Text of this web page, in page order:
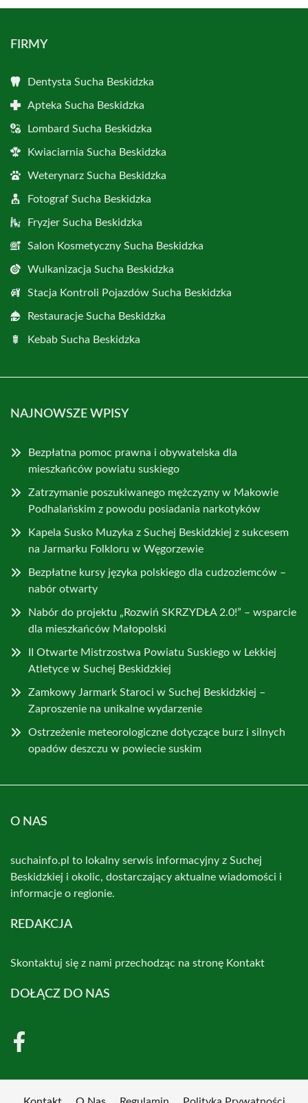
FIRMY
Dentysta Sucha Beskidzka
Apteka Sucha Beskidzka
Lombard Sucha Beskidzka
Kwiaciarnia Sucha Beskidzka
Weterynarz Sucha Beskidzka
Fotograf Sucha Beskidzka
Fryzjer Sucha Beskidzka
Salon Kosmetyczny Sucha Beskidzka
Wulkanizacja Sucha Beskidzka
Stacja Kontroli Pojazdów Sucha Beskidzka
Restauracje Sucha Beskidzka
Kebab Sucha Beskidzka
NAJNOWSZE WPISY
Bezpłatna pomoc prawna i obywatelska dla
mieszkańców powiatu suskiego
Zatrzymanie poszukiwanego mężczyzny w Makowie
Podhalańskim z powodu posiadania narkotyków
Kapela Susko Muzyka z Suchej Beskidzkiej z sukcesem
na Jarmarku Folkloru w Węgorzewie
Bezpłatne kursy języka polskiego dla cudzoziemców –
nabór otwarty
Nabór do projektu „Rozwiń SKRZYDŁA 2.0!” – wsparcie
dla mieszkańców Małopolski
II Otwarte Mistrzostwa Powiatu Suskiego w Lekkiej
Atletyce w Suchej Beskidzkiej
Zamkowy Jarmark Staroci w Suchej Beskidzkiej –
Zaproszenie na unikalne wydarzenie
Ostrzeżenie meteorologiczne dotyczące burz i silnych
opadów deszczu w powiecie suskim
O NAS
suchainfo.pl to lokalny serwis informacyjny z Suchej
Beskidzkiej i okolic, dostarczający aktualne wiadomości i
informacje o regionie.
REDAKCJA
Skontaktuj się z nami przechodząc na stronę Kontakt
DOŁĄCZ DO NAS